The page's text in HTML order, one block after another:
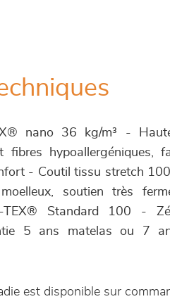
nano 36 kg/m³ -
hypoallergéniques,
- Coutil tissu stretch
soutien très
TEX® Standard 100 -
5 ans matelas ou 7
est disponible sur